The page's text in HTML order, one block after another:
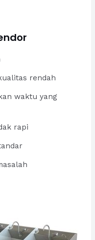
rendah
waktu yang
rapi